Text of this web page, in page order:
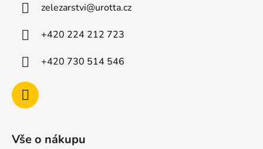
zelezarstvi@urotta.cz
+420 224 212 723
+420 730 514 546
Vše o nákupu